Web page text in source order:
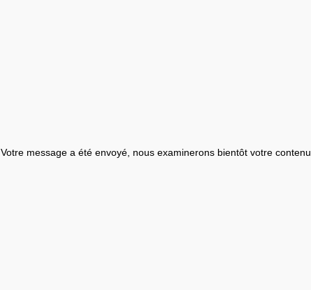
Votre message a été envoyé, nous examinerons bientôt votre contenu.